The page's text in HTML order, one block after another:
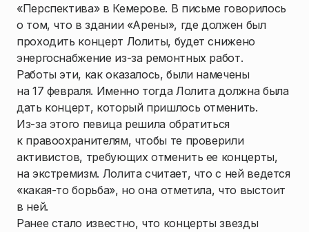
«Перспектива» в Кемерове. В письме говорилось
о том, что в здании «Арены», где должен был
проходить концерт Лолиты, будет снижено
энергоснабжение из-за ремонтных работ.
Работы эти, как оказалось, были намечены
на 17 февраля. Именно тогда Лолита должна была
дать концерт, который пришлось отменить.
Из-за этого певица решила обратиться
к правоохранителям, чтобы те проверили
активистов, требующих отменить ее концерты,
на экстремизм. Лолита считает, что с ней ведется
«какая-то борьба», но она отметила, что выстоит
в ней.
Ранее стало известно, что концерты звезды